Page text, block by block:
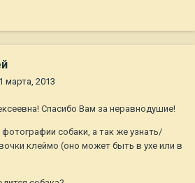
марта, 2013
Спасибо Вам за неравнодушие!
собаки, а так же узнать/
клеймо (оно может быть в ухе или в